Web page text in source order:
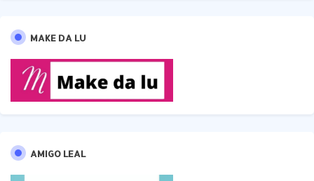
MAKE DA LU
AMIGO LEAL